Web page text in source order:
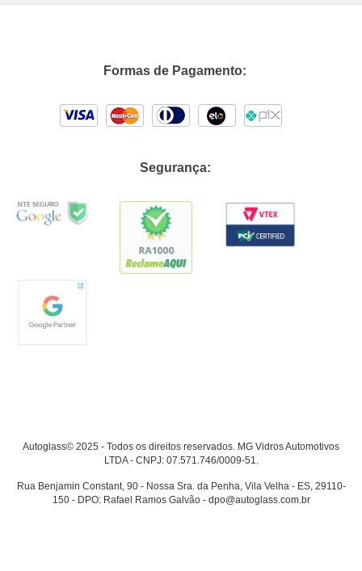
Formas de Pagamento:
Segurança:
Autoglass© 2025 - Todos os direitos reservados. MG Vidros Automotivos
LTDA - CNPJ: 07.571.746/0009-51.
Rua Benjamin Constant, 90 - Nossa Sra. da Penha, Vila Velha - ES, 29110-
150 - DPO: Rafael Ramos Galvão - dpo@autoglass.com.br